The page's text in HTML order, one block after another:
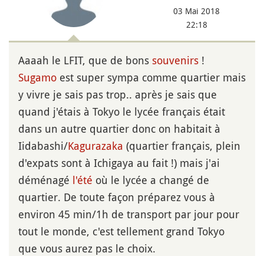
03 Mai 2018
22:18
Aaaah le LFIT, que de bons souvenirs !
Sugamo est super sympa comme quartier mais
y vivre je sais pas trop.. après je sais que
quand j'étais à Tokyo le lycée français était
dans un autre quartier donc on habitait à
Iidabashi/Kagurazaka (quartier français, plein
d'expats sont à Ichigaya au fait !) mais j'ai
déménagé l'été où le lycée a changé de
quartier. De toute façon préparez vous à
environ 45 min/1h de transport par jour pour
tout le monde, c'est tellement grand Tokyo
que vous aurez pas le choix.